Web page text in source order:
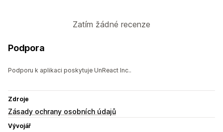
Zatím žádné recenze
Podpora
Podporu k aplikaci poskytuje UnReact Inc..
Zdroje
Zásady ochrany osobních údajů
Vývojář